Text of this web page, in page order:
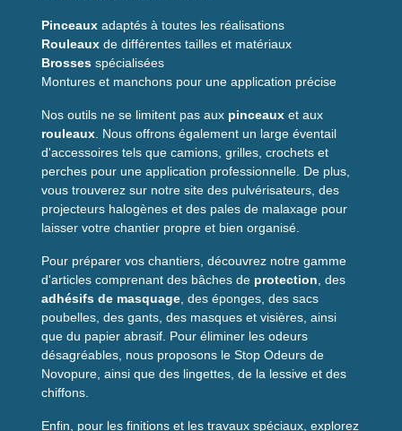
Pinceaux adaptés à toutes les réalisations
Rouleaux de différentes tailles et matériaux
Brosses spécialisées
Montures et manchons pour une application précise
Nos outils ne se limitent pas aux pinceaux et aux
rouleaux . Nous offrons également un large éventail
d'accessoires tels que camions, grilles, crochets et
perches pour une application professionnelle. De plus,
vous trouverez sur notre site des pulvérisateurs, des
projecteurs halogènes et des pales de malaxage pour
laisser votre chantier propre et bien organisé.
Pour préparer vos chantiers, découvrez notre gamme
d'articles comprenant des bâches de protection , des
adhésifs de masquage , des éponges, des sacs
poubelles, des gants, des masques et visières, ainsi
que du papier abrasif. Pour éliminer les odeurs
désagréables, nous proposons le Stop Odeurs de
Novopure, ainsi que des lingettes, de la lessive et des
chiffons.
Enfin, pour les finitions et les travaux spéciaux, explorez